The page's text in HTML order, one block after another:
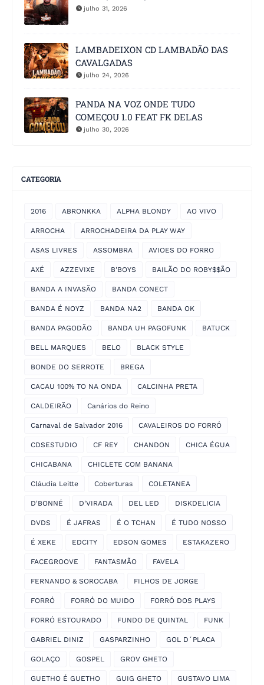
julho 31, 2026
LAMBADEIXON CD LAMBADÃO DAS
CAVALGADAS
julho 24, 2026
PANDA NA VOZ ONDE TUDO
COMEÇOU 1.0 FEAT FK DELAS
julho 30, 2026
CATEGORIA
2016 ABRONKKA ALPHA BLONDY AO VIVO
ARROCHA ARROCHADEIRA DA PLAY WAY
ASAS LIVRES ASSOMBRA AVIOES DO FORRO
AXÉ AZZEVIXE B'BOYS BAILÃO DO ROBY$$ÃO
BANDA A INVASÃO BANDA CONECT
BANDA É NOYZ BANDA NA2 BANDA OK
BANDA PAGODÃO BANDA UH PAGOFUNK BATUCK
BELL MARQUES BELO BLACK STYLE
BONDE DO SERROTE BREGA
CACAU 100% TO NA ONDA CALCINHA PRETA
CALDEIRÃO Canários do Reino
Carnaval de Salvador 2016 CAVALEIROS DO FORRÓ
CDSESTUDIO CF REY CHANDON CHICA ÉGUA
CHICABANA CHICLETE COM BANANA
Cláudia Leitte Coberturas COLETANEA
D'BONNÉ D'VIRADA DEL LED DISKDELICIA
DVDS É JAFRAS É O TCHAN É TUDO NOSSO
É XEKE EDCITY EDSON GOMES ESTAKAZERO
FACEGROOVE FANTASMÃO FAVELA
FERNANDO & SOROCABA FILHOS DE JORGE
FORRÓ FORRÓ DO MUIDO FORRÓ DOS PLAYS
FORRÓ ESTOURADO FUNDO DE QUINTAL FUNK
GABRIEL DINIZ GASPARZINHO GOL D´PLACA
GOLAÇO GOSPEL GROV GHETO
GUETHO É GUETHO GUIG GHETO GUSTAVO LIMA